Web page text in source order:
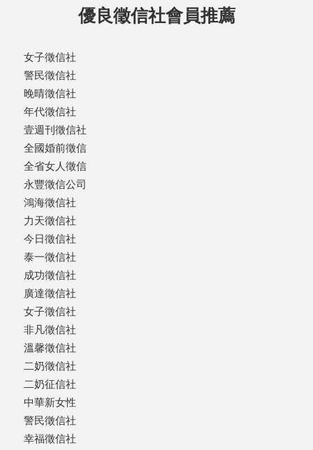
優良徵信社會員推薦
女子徵信社
警民徵信社
晚晴徵信社
年代徵信社
壹週刊徵信社
全國婚前徵信
全省女人徵信
永豐徵信公司
鴻海徵信社
力天徵信社
今日徵信社
泰一徵信社
成功徵信社
廣達徵信社
女子徵信社
非凡徵信社
溫馨徵信社
二奶徵信社
二奶征信社
中華新女性
警民徵信社
幸福徵信社